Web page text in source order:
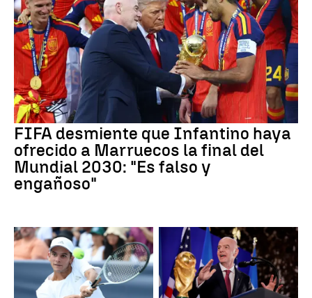
FIFA desmiente que Infantino haya
ofrecido a Marruecos la final del
Mundial 2030: "Es falso y
engañoso"